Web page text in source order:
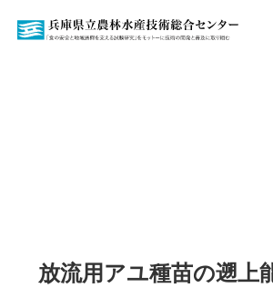
放流用アユ種苗の遡上